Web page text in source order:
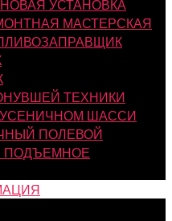
УСТАНОВКА
МАСТЕРСКАЯ
ТЕХНИКИ
ШАССИ
ПОЛЕВОЙ
ПОДЪЕМНОЕ